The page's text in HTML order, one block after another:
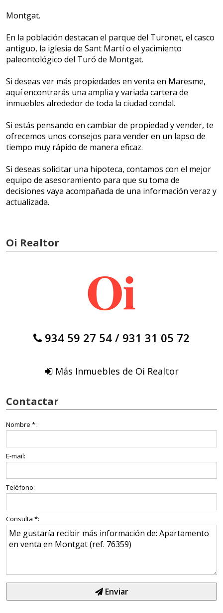
Montgat.
En la población destacan el parque del Turonet, el casco
antiguo, la iglesia de Sant Martí o el yacimiento
paleontológico del Turó de Montgat.
Si deseas ver más propiedades en venta en Maresme,
aquí encontrarás una amplia y variada cartera de
inmuebles alrededor de toda la ciudad condal.
Si estás pensando en cambiar de propiedad y vender, te
ofrecemos unos consejos para vender en un lapso de
tiempo muy rápido de manera eficaz.
Si deseas solicitar una hipoteca, contamos con el mejor
equipo de asesoramiento para que su toma de
decisiones vaya acompañada de una información veraz y
actualizada.
Oi Realtor
934 59 27 54 / 931 31 05 72
Más Inmuebles de Oi Realtor
Contactar
Nombre *:
E-mail:
Teléfono:
Consulta *:
Enviar